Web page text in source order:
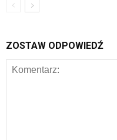
ZOSTAW ODPOWIEDŹ